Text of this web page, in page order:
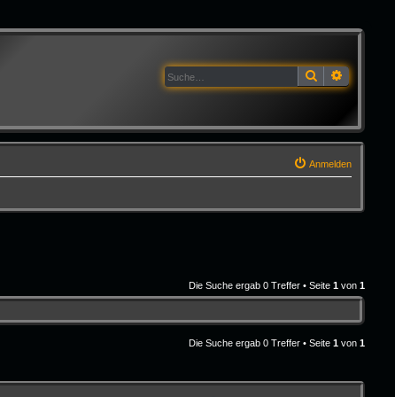
Suche
Anmelden
Die Suche ergab 0 Treffer • Seite1 von1
Die Suche ergab 0 Treffer • Seite1 von1